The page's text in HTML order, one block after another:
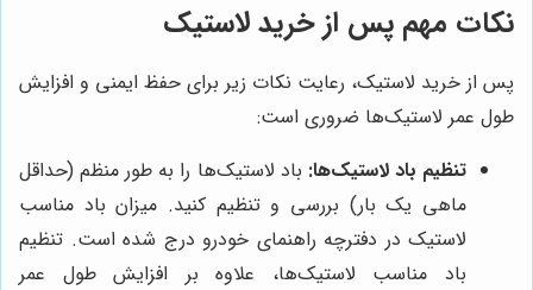
نکات مهم پس از خرید لاستیک
پس از خرید لاستیک، رعایت نکات زیر برای حفظ ایمنی و افزایش
طول عمر لاستیک‌ها ضروری است:
تنظیم باد لاستیک‌ها: باد لاستیک‌ها را به طور منظم (حداقل
ماهی یک بار) بررسی و تنظیم کنید. میزان باد مناسب
لاستیک در دفترچه راهنمای خودرو درج شده است. تنظیم
باد مناسب لاستیک‌ها، علاوه بر افزایش طول عمر